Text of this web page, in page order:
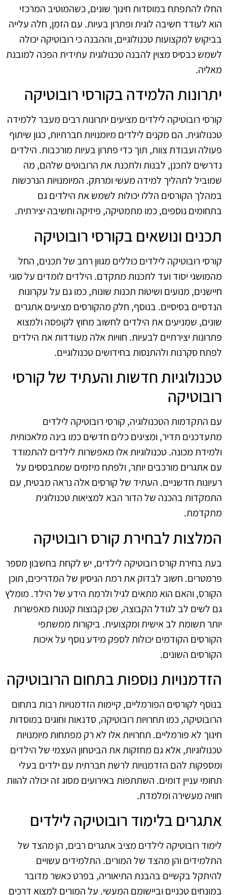
החלו להתפתח במוסדות חינוך שונים, כשהמוטיב המרכזי
הוא לעודד חשיבה לוגית ופתרון בעיות. עם הזמן, חלה עלייה
בביקוש למקצועות טכנולוגיים, וההבנה כי רובוטיקה יכולה
לשמש כבסיס מצוין להבנה טכנולוגית עתידית הפכה למובנת
מאליה.
יתרונות הלמידה בקורסי רובוטיקה
קורסי רובוטיקה לילדים מציעים יתרונות רבים מעבר ללמידה
טכנולוגית. הם מקנים לילדים מיומנויות חברתיות, כגון שיתוף
פעולה ועבודת צוות, תוך כדי פתרון בעיות מורכבות. הילדים
נדרשים לתכנן, לבנות ולתכנת את הרובוטים שלהם, מה
שמוביל לתהליך למידה מעשי ומרתק. המיומנויות הנרכשות
במהלך הקורסים הללו יכולות לשמש את הילדים גם
בתחומים נוספים, כמו מתמטיקה, פיזיקה וחשיבה יצירתית.
תכנים ונושאים בקורסי רובוטיקה
קורסי רובוטיקה לילדים כוללים מגוון רחב של תכנים, החל
מהמושגי יסוד ועד לתכנות מתקדם. הילדים לומדים על סוגי
חיישנים, מנועים ושיטות תכנות שונות, כמו גם על עקרונות
הנדסיים בסיסיים. בנוסף, חלק מהקורסים מציעים אתגרים
שונים, שמניעים את הילדים לחשוב מחוץ לקופסה ולמצוא
פתרונות יצירתיים לבעיות. חוויות אלה מעודדות את הילדים
לפתח סקרנות ולהתנסות בחידושים טכנולוגיים.
טכנולוגיות חדשות והעתיד של קורסי
רובוטיקה
עם התקדמות הטכנולוגיה, קורסי רובוטיקה לילדים
מתעדכנים תדיר, ומציגים כלים חדשים כמו בינה מלאכותית
ולמידת מכונה. טכנולוגיות אלו מאפשרות לילדים להתמודד
עם אתגרים מורכבים יותר, ולפתח מיזמים שמתבססים על
רעיונות חדשניים. העתיד של קורסים אלה נראה מבטיח, עם
התמקדות בהכנה של הדור הבא למציאות טכנולוגית
מתקדמת.
המלצות לבחירת קורס רובוטיקה
בעת בחירת קורס רובוטיקה לילדים, יש לקחת בחשבון מספר
פרמטרים. חשוב לבדוק את רמת הניסיון של המדריכים, תוכן
הקורס, והאם הוא מתאים לגיל ולרמת הידע של הילד. מומלץ
גם לשים לב לגודל הקבוצה, שכן קבוצות קטנות מאפשרות
יותר תשומת לב אישית ומקצועית. ביקורות ממשתפי
הקורסים הקודמים יכולות לספק מידע נוסף על איכות
הקורסים השונים.
הזדמנויות נוספות בתחום הרובוטיקה
בנוסף לקורסים הפורמליים, קיימות הזדמנויות רבות בתחום
הרובוטיקה, כמו תחרויות רובוטיקה, סדנאות וחוגים במוסדות
חינוך לא פורמליים. תחרויות אלו לא רק מפתחות מיומנויות
טכנולוגיות, אלא גם מחזקות את הביטחון העצמי של הילדים
ומספקות להם הזדמנויות לרשת חברתית עם ילדים בעלי
תחומי עניין דומים. השתתפות באירועים מסוג זה יכולה להוות
חוויה מעשירה ומלמדת.
אתגרים בלימוד רובוטיקה לילדים
לימוד רובוטיקה לילדים מציב אתגרים רבים, הן מהצד של
התלמידים והן מהצד של המורים. התלמידים עשויים
להיתקל בקשיים בהבנת התיאוריה, בפרט כאשר מדובר
במונחים טכניים וביישומם המעשי. על המורים למצוא דרכים